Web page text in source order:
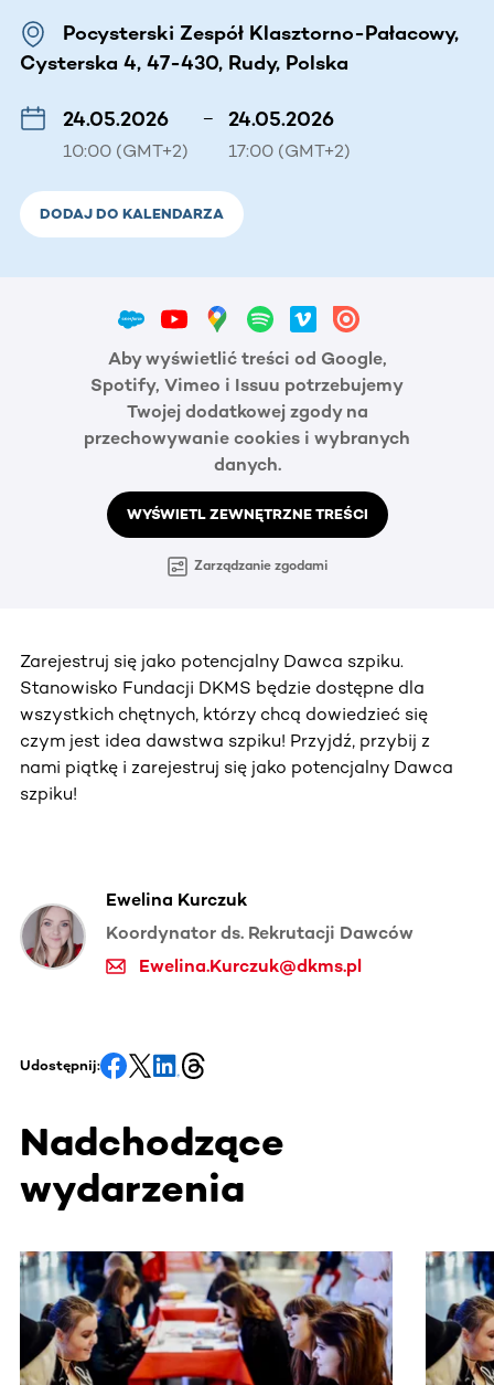
Pocysterski Zespół Klasztorno-Pałacowy,
Cysterska 4, 47-430, Rudy, Polska
24.05.2026
10:00 (GMT+2)
– 24.05.2026
17:00 (GMT+2)
DODAJ DO KALENDARZA
Aby wyświetlić treści od Google,
Spotify, Vimeo i Issuu potrzebujemy
Twojej dodatkowej zgody na
przechowywanie cookies i wybranych
danych.
WYŚWIETL ZEWNĘTRZNE TREŚCI
Zarządzanie zgodami
Zarejestruj się jako potencjalny Dawca szpiku.
Stanowisko Fundacji DKMS będzie dostępne dla
wszystkich chętnych, którzy chcą dowiedzieć się
czym jest idea dawstwa szpiku! Przyjdź, przybij z
nami piątkę i zarejestruj się jako potencjalny Dawca
szpiku!
Ewelina Kurczuk
Koordynator ds. Rekrutacji Dawców
Ewelina.Kurczuk@dkms.pl
Udostępnij:
Nadchodzące
wydarzenia
Ta sekcja zawiera treści przewijane w poziomie. Użyj